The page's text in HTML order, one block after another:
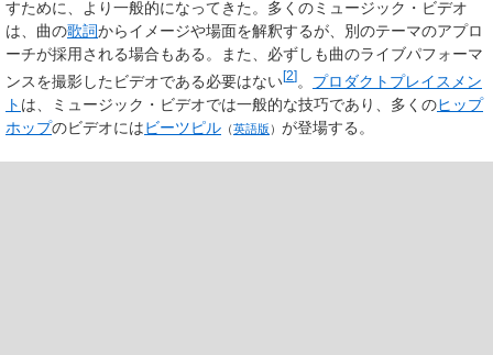
すために、より一般的になってきた。多くのミュージック・ビデオ
は、曲の歌詞からイメージや場面を解釈するが、別のテーマのアプロ
ーチが採用される場合もある。また、必ずしも曲のライブパフォーマ
ンスを撮影したビデオである必要はない[2] 。 プロダクトプレイスメン
ト は、ミュージック・ビデオでは一般的な技巧であり、多くのヒップ
ホップのビデオにはビーツピル （英語版 ） が登場する。